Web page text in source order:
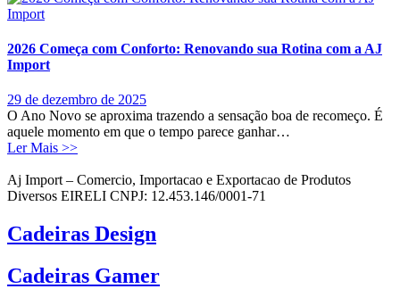
2026 Começa com Conforto: Renovando sua Rotina com a AJ
Import
29 de dezembro de 2025
O Ano Novo se aproxima trazendo a sensação boa de recomeço. É
aquele momento em que o tempo parece ganhar…
Ler Mais >>
Aj Import – Comercio, Importacao e Exportacao de Produtos
Diversos EIRELI CNPJ: 12.453.146/0001-71
Cadeiras Design
Cadeiras Gamer